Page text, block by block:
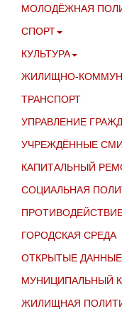
МОЛОДЁЖНАЯ
СПОРТ
КУЛЬТУРА
ЖИЛИЩНО-
ТРАНСПОРТ
УПРАВЛЕНИЕ
УЧРЕЖДЁННЫЕ СМИ
КАПИТАЛЬНЫЙ
СОЦИАЛЬНАЯ
ГОРОДСКАЯ СРЕДА
ОТКРЫТЫЕ ДАННЫЕ
МУНИЦИПАЛЬНЫЙ
ЖИЛИЩНАЯ